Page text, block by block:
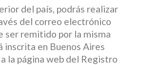
del país, podrás realizar
del correo electrónico
ser remitido por la misma
inscrita en Buenos Aires
la página web del Registro